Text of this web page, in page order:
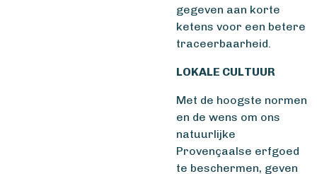
gegeven aan korte
ketens voor een betere
traceerbaarheid.
LOKALE CULTUUR
Met de hoogste normen
en de wens om ons
natuurlijke
Provençaalse erfgoed
te beschermen, geven